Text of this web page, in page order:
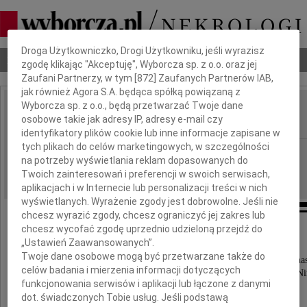
Nekrologi Odeszli Poradnik pogrzebowy
IMIĘ I NAZWISKO: Wojciech Sołtys
REGION: Kraków
DATA EMISJI: 04.01.2013
Tacy jak On czynią świat lepszym.
Własnym przykładem inspirował,
zachęcał do rozwoju i pracy nad sobą, zmienił
Mieliśmy szczęście Go poznać i przyjaźnić się z
Lekarz
Dbamy o Twoją prywatność
Droga Użytkowniczko, Drogi Użytkowniku, jeśli wyrazisz
zgodę klikając "Akceptuję", Wyborcza sp. z o.o. oraz jej
Zaufani Partnerzy, w tym [872 ] Zaufanych Partnerów IAB,
jak również Agora S.A. będąca spółką powiązaną z
Wyborcza sp. z o.o., będą przetwarzać Twoje dane
osobowe takie jak adresy IP, adresy e-mail czy
identyfikatory plików cookie lub inne informacje zapisane w
tych plikach do celów marketingowych, w szczególności
na potrzeby wyświetlania reklam dopasowanych do
Twoich zainteresowań i preferencji w swoich serwisach,
aplikacjach i w Internecie lub personalizacji treści w nich
wyświetlanych. Wyrażenie zgody jest dobrowolne. Jeśli nie
chcesz wyrazić zgody, chcesz ograniczyć jej zakres lub
chcesz wycofać zgodę uprzednio udzieloną przejdź do
„Ustawień Zaawansowanych”.
Twoje dane osobowe mogą być przetwarzane także do
celów badania i mierzenia informacji dotyczących
funkcjonowania serwisów i aplikacji lub łączone z danymi
dot. świadczonych Tobie usług. Jeśli podstawą